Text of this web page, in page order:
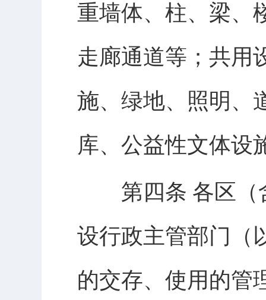
重墙体、柱、梁、
走廊通道等；共用
施、绿地、照明、
库、公益性文体设
第四条 各区（
设行政主管部门（
的交存、使用的管